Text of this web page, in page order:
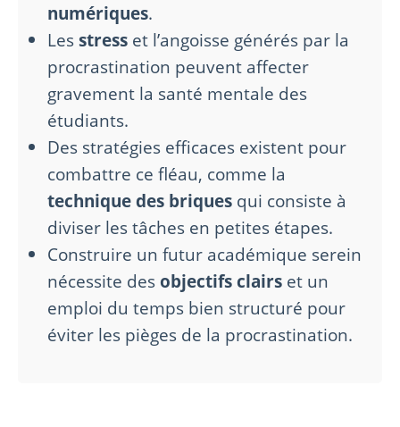
numériques.
Lesstress et l’angoisse générés par la
procrastination peuvent affecter
gravement la santé mentale des
étudiants.
Des stratégies efficaces existent pour
combattre ce fléau, comme la
technique des briques qui consiste à
diviser les tâches en petites étapes.
Construire un futur académique serein
nécessite desobjectifs clairs et un
emploi du temps bien structuré pour
éviter les pièges de la procrastination.